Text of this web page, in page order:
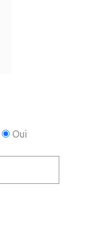
Oui